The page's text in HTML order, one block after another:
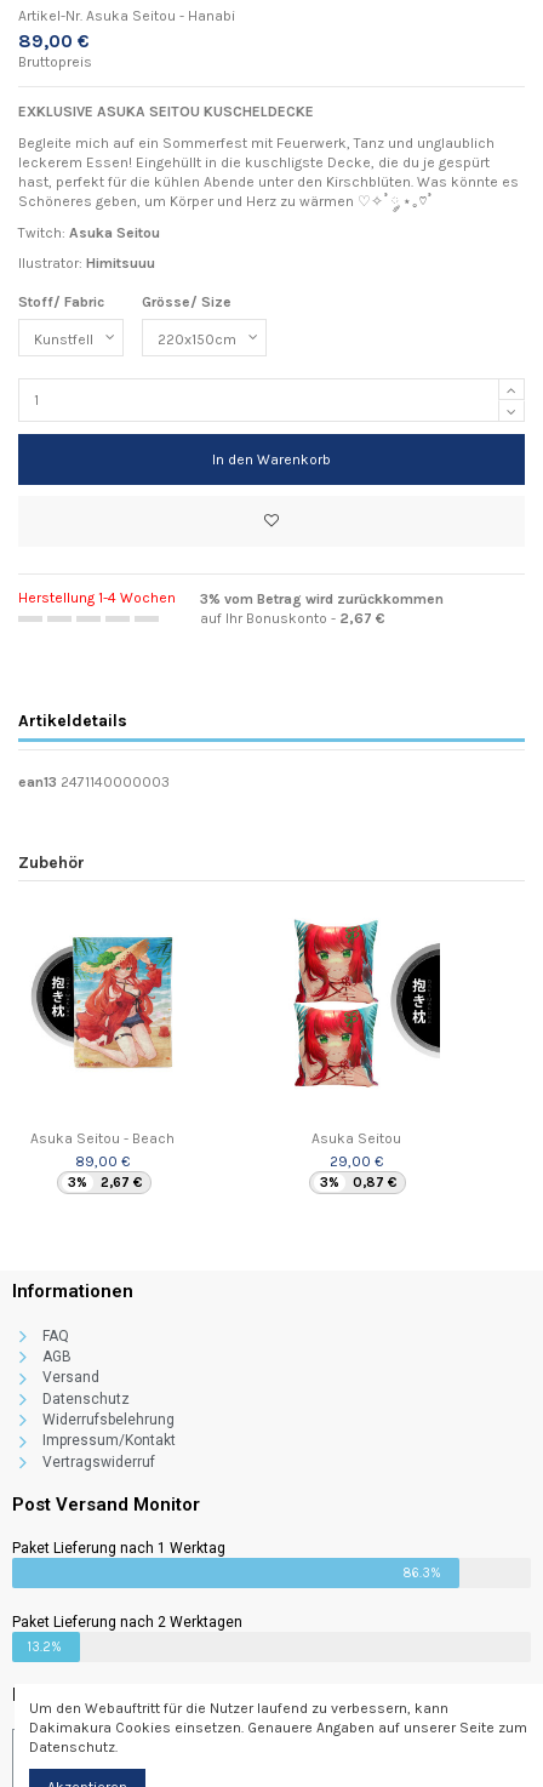
Artikel-Nr. Asuka Seitou - Hanabi
89,00 €
Bruttopreis
EXKLUSIVE ASUKA SEITOU KUSCHELDECKE
Begleite mich auf ein Sommerfest mit Feuerwerk, Tanz und unglaublich
leckerem Essen! Eingehüllt in die kuschligste Decke, die du je gespürt
hast, perfekt für die kühlen Abende unter den Kirschblüten. Was könnte es
Schöneres geben, um Körper und Herz zu wärmen ♡✧˚ ༘ ⋆｡♡˚
Twitch: Asuka Seitou
Ilustrator: Himitsuuu
Stoff/ Fabric Grösse/ Size
In den Warenkorb
Herstellung 1-4 Wochen
3% vom Betrag wird zurückkommen
auf Ihr Bonuskonto - 2,67 €
Artikeldetails
ean13 2471140000003
Zubehör
Asuka Seitou - Beach
89,00 €
3% 2,67 €
Asuka Seitou
29,00 €
3% 0,87 €
Asuka Seitou
3% 2,07 €
Informationen
FAQ
AGB
Versand
Datenschutz
Widerrufsbelehrung
Impressum/Kontakt
Vertragswiderruf
Post Versand Monitor
Paket Lieferung nach 1 Werktag
86.3%
Paket Lieferung nach 2 Werktagen
13.2%
Newsletter
Um den Webauftritt für die Nutzer laufend zu verbessern, kann
Dakimakura Cookies einsetzen. Genauere Angaben auf unserer Seite zum
Datenschutz.